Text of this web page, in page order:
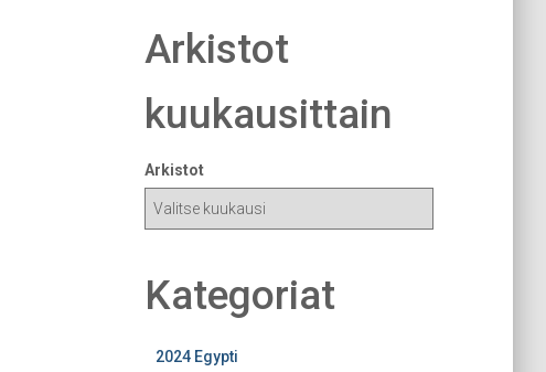
Arkistot
kuukausittain
Arkistot
Kategoriat
2024 Egypti